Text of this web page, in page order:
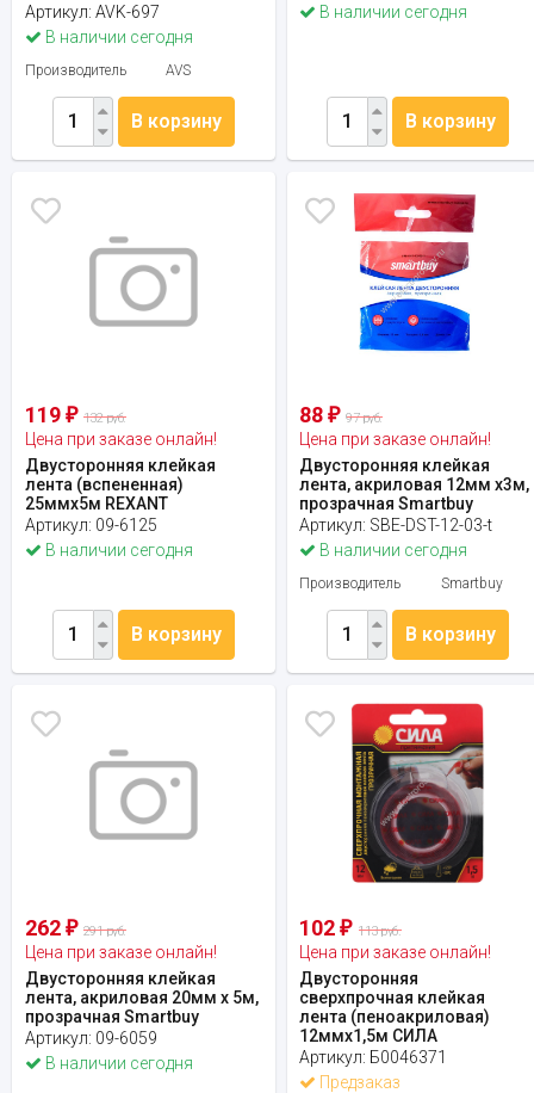
Артикул: AVK-697
В наличии сегодня
Производитель AVS
В корзину
В наличии сегодня
В корзину
119 ₽ 132 руб.
Цена при заказе онлайн!
Двусторонняя клейкая
лента (вспененная)
25ммх5м REXANT
Артикул: 09-6125
В наличии сегодня
В корзину
88₽ 97 руб.
Цена при заказе онлайн!
Двусторонняя клейкая
лента, акриловая 12мм х3м,
прозрачная Smartbuy
Артикул: SBE-DST-12-03-t
В наличии сегодня
Производитель Smartbuy
В корзину
262 ₽ 291 руб.
Цена при заказе онлайн!
Двусторонняя клейкая
лента, акриловая 20мм х 5м,
прозрачная Smartbuy
Артикул: 09-6059
В наличии сегодня
102₽ 113 руб.
Цена при заказе онлайн!
Двусторонняя
сверхпрочная клейкая
лента (пеноакриловая)
12ммх1,5м СИЛА
Артикул: Б0046371
Предзаказ